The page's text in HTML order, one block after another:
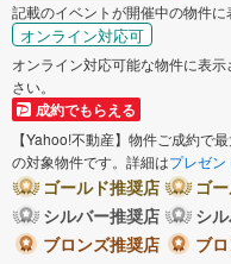
記載のイベントが開催中の物件に
オンライン対応可
オンライン対応可能な物件に表
さい。
成約でもらえる
【Yahoo!不動産】物件ご成約で
の対象物件です。詳細はプレゼン
ゴールド推奨店
ゴ
シルバー推奨店
シ
ブロンズ推奨店
ブ